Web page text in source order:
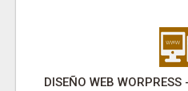
DISEÑO WEB